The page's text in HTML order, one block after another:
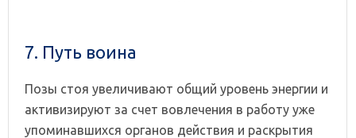
7. Путь воина
Позы стоя увеличивают общий уровень энергии и
активизируют за счет вовлечения в работу уже
упоминавшихся органов действия и раскрытия